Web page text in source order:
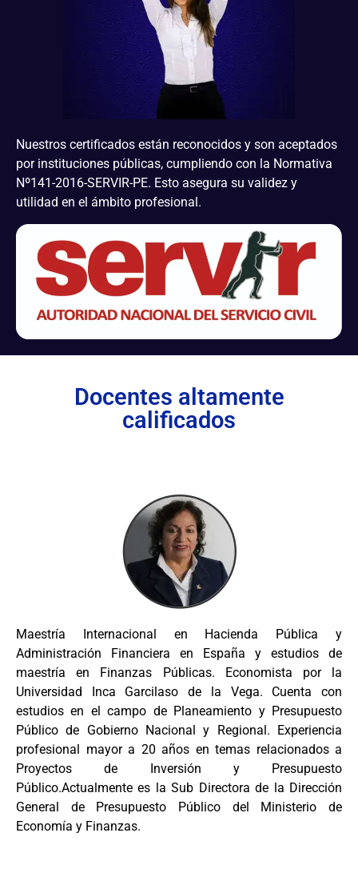
Nuestros certificados están reconocidos y son aceptados
por instituciones públicas, cumpliendo con la Normativa
Nº141-2016-SERVIR-PE. Esto asegura su validez y
utilidad en el ámbito profesional.
Docentes altamente
calificados
Maestría Internacional en Hacienda Pública y
Administración Financiera en España y estudios de
maestría en Finanzas Públicas. Economista por la
Universidad Inca Garcilaso de la Vega. Cuenta con
estudios en el campo de Planeamiento y Presupuesto
Público de Gobierno Nacional y Regional. Experiencia
profesional mayor a 20 años en temas relacionados a
Proyectos de Inversión y Presupuesto
Público.Actualmente es la Sub Directora de la Dirección
General de Presupuesto Público del Ministerio de
Economía y Finanzas.